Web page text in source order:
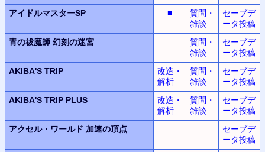
アイドルマスターSP
■
質問・
雑談
セーブデ
ータ投稿
青の祓魔師 幻刻の迷宮
質問・
雑談
セーブデ
ータ投稿
AKIBA'S TRIP
改造・
解析
質問・
雑談
セーブデ
ータ投稿
AKIBA'S TRIP PLUS
改造・
解析
質問・
雑談
セーブデ
ータ投稿
アクセル・ワールド 加速の頂点
セーブデ
ータ投稿